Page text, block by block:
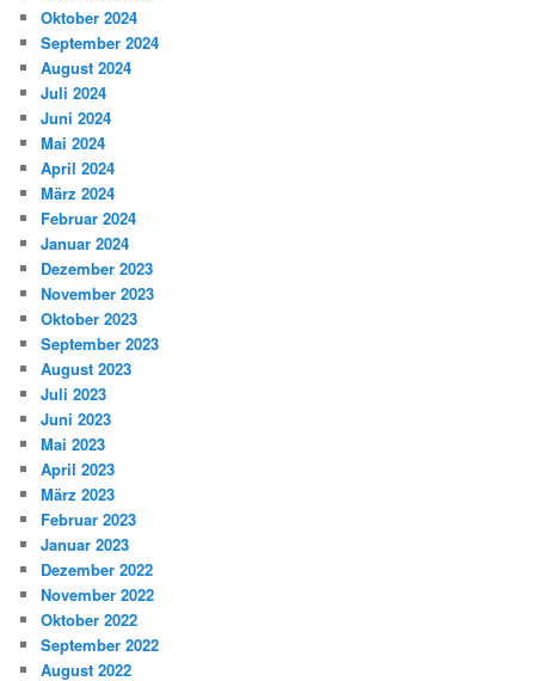
Oktober 2024
September 2024
August 2024
Juli 2024
Juni 2024
Mai 2024
April 2024
März 2024
Februar 2024
Januar 2024
Dezember 2023
November 2023
Oktober 2023
September 2023
August 2023
Juli 2023
Juni 2023
Mai 2023
April 2023
März 2023
Februar 2023
Januar 2023
Dezember 2022
November 2022
Oktober 2022
September 2022
August 2022